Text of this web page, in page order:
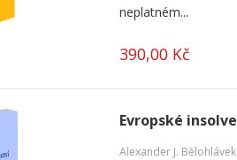
neplatném...
390,00 Kč
Evropské
Alexander J. Bělohlávek